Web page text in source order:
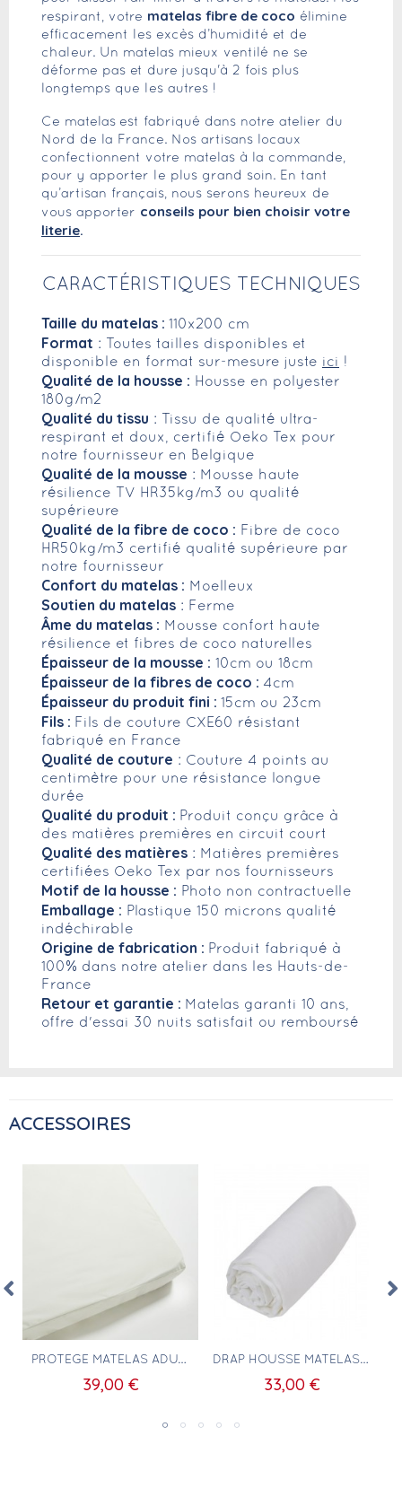
respirant, votre matelas fibre de coco élimine
efficacement les excès d’humidité et de
chaleur. Un matelas mieux ventilé ne se
déforme pas et dure jusqu'à 2 fois plus
longtemps que les autres !
Ce matelas est fabriqué dans notre atelier du
Nord de la France. Nos artisans locaux
confectionnent votre matelas à la commande,
pour y apporter le plus grand soin. En tant
qu’artisan français, nous serons heureux de
vous apporter conseils pour bien choisir votre
literie.
CARACTÉRISTIQUES TECHNIQUES
Taille du matelas : 110x200 cm
Format : Toutes tailles disponibles et
disponible en format sur-mesure juste ici !
Qualité de la housse : Housse en polyester
180g/m2
Qualité du tissu : Tissu de qualité ultra-
respirant et doux, certifié Oeko Tex pour
notre fournisseur en Belgique
Qualité de la mousse : Mousse haute
résilience TV HR35kg/m3 ou qualité
supérieure
Qualité de la fibre de coco : Fibre de coco
HR50kg/m3 certifié qualité supérieure par
notre fournisseur
Confort du matelas : Moelleux
Soutien du matelas : Ferme
Âme du matelas : Mousse confort haute
résilience et fibres de coco naturelles
Épaisseur de la mousse : 10cm ou 18cm
Épaisseur de la fibres de coco : 4cm
Épaisseur du produit fini : 15cm ou 23cm
Fils : Fils de couture CXE60 résistant
fabriqué en France
Qualité de couture : Couture 4 points au
centimètre pour une résistance longue
durée
Qualité du produit : Produit conçu grâce à
des matières premières en circuit court
Qualité des matières : Matières premières
certifiées Oeko Tex par nos fournisseurs
Motif de la housse : Photo non contractuelle
Emballage : Plastique 150 microns qualité
indéchirable
Origine de fabrication : Produit fabriqué à
100% dans notre atelier dans les Hauts-de-
France
Retour et garantie : Matelas garanti 10 ans,
offre d'essai 30 nuits satisfait ou remboursé
ACCESSOIRES
Aperçu rapide PROTÈGE MATELAS ADULTE 110X200
39,00 €
Aperçu rapide DRAP HOUSSE MATELAS ADULTE 110X200 100% COTON BLANC
33,00 €